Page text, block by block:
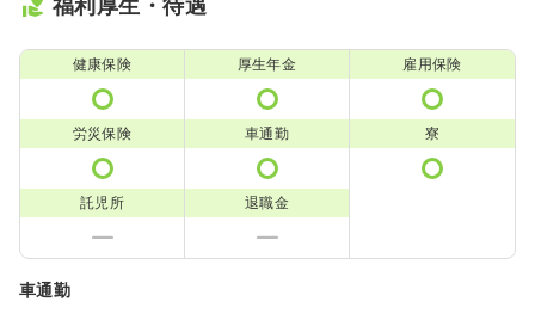
福利厚生・待遇
健康保険 厚生年金 雇用保険
労災保険 車通勤 寮
託児所 退職金
車通勤